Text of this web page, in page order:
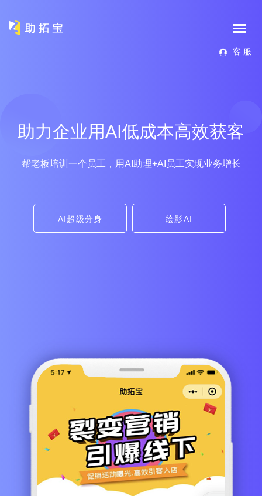
客 服
助力企业用AI低成本高效获客
帮老板培训一个员工，用AI助理+AI员工实现业务增长
AI超级分身 绘影AI